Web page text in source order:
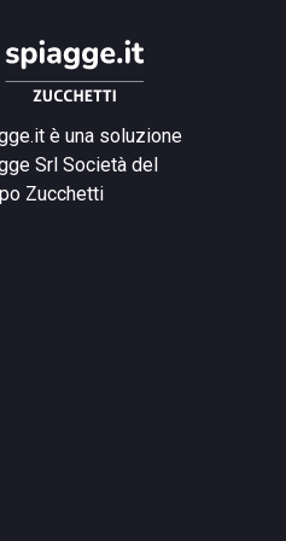
è una soluzione
Srl Società del
Zucchetti